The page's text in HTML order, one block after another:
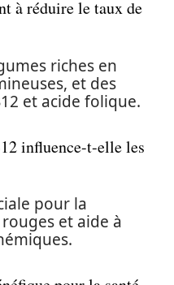
à réduire le taux de
riches en
et des
et acide folique.
influence-t-elle les
pour la
et aide à